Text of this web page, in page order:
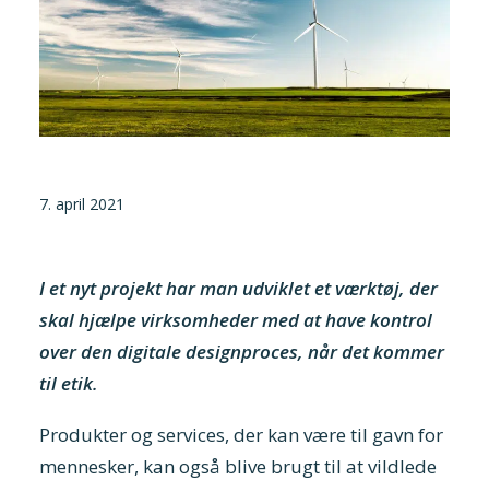
Tilmeld nyhedsbrev
Presse og pressemeddelelser
Kontakt
English
7. april 2021
I et nyt projekt har man udviklet et værktøj, der
skal hjælpe virksomheder med at have kontrol
over den digitale designproces, når det kommer
til etik.
Produkter og services, der kan være til gavn for
mennesker, kan også blive brugt til at vildlede